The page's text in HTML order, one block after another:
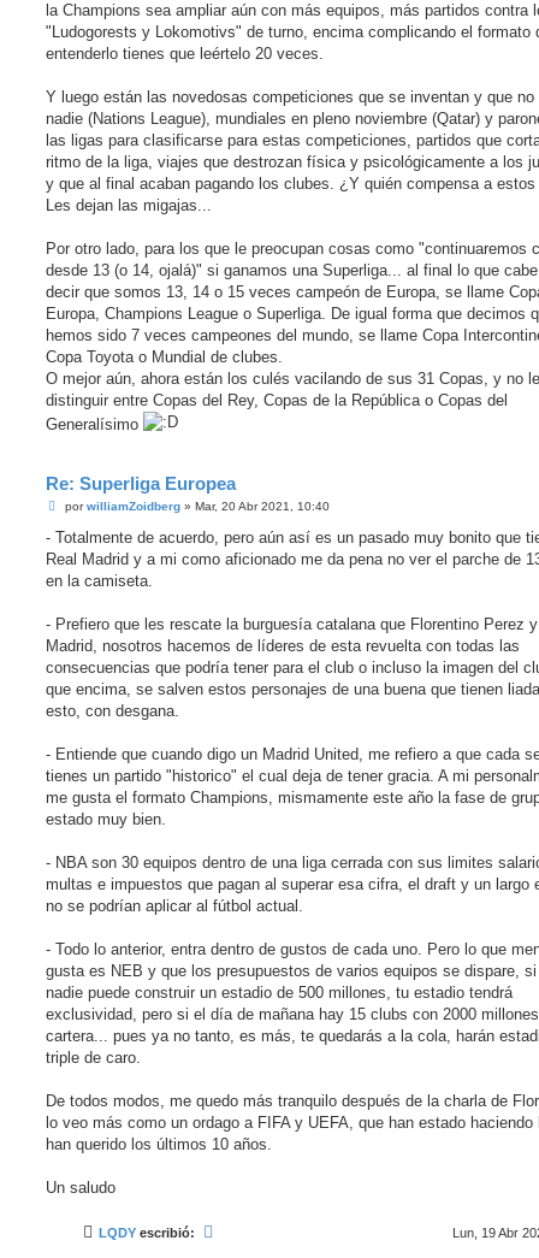
la Champions sea ampliar aún con más equipos, más partidos contra
"Ludogorests y Lokomotivs" de turno, encima complicando el formato
entenderlo tienes que leértelo 20 veces.
Y luego están las novedosas competiciones que se inventan y que no
nadie (Nations League), mundiales en pleno noviembre (Qatar) y
las ligas para clasificarse para estas competiciones, partidos que
ritmo de la liga, viajes que destrozan física y psicológicamente a los
y que al final acaban pagando los clubes. ¿Y quién compensa a
Les dejan las migajas...
Por otro lado, para los que le preocupan cosas como "continuaremos
desde 13 (o 14, ojalá)" si ganamos una Superliga... al final lo que
decir que somos 13, 14 o 15 veces campeón de Europa, se llame
Europa, Champions League o Superliga. De igual forma que decimos
hemos sido 7 veces campeones del mundo, se llame Copa
Copa Toyota o Mundial de clubes.
O mejor aún, ahora están los culés vacilando de sus 31 Copas, y no
distinguir entre Copas del Rey, Copas de la República o Copas del
Generalísimo
Re: Superliga Europea
M
n
a
j
porwilliamZoidberg» Mar, 20 Abr 2021, 10:40
- Totalmente de acuerdo, pero aún así es un pasado muy bonito que
Real Madrid y a mi como aficionado me da pena no ver el parche de
en la camiseta.
- Prefiero que les rescate la burguesía catalana que Florentino Perez
Madrid, nosotros hacemos de líderes de esta revuelta con todas las
consecuencias que podría tener para el club o incluso la imagen del
que encima, se salven estos personajes de una buena que tienen
esto, con desgana.
- Entiende que cuando digo un Madrid United, me refiero a que cada
tienes un partido "historico" el cual deja de tener gracia. A mi
me gusta el formato Champions, mismamente este año la fase de
estado muy bien.
- NBA son 30 equipos dentro de una liga cerrada con sus limites
multas e impuestos que pagan al superar esa cifra, el draft y un largo
no se podrían aplicar al fútbol actual.
- Todo lo anterior, entra dentro de gustos de cada uno. Pero lo que
gusta es NEB y que los presupuestos de varios equipos se dispare, si
nadie puede construir un estadio de 500 millones, tu estadio tendrá
exclusividad, pero si el día de mañana hay 15 clubs con 2000
cartera... pues ya no tanto, es más, te quedarás a la cola, harán
triple de caro.
De todos modos, me quedo más tranquilo después de la charla de
lo veo más como un ordago a FIFA y UEFA, que han estado haciendo
han querido los últimos 10 años.
Un saludo
LQDY escribió: Lun, 19 Abr